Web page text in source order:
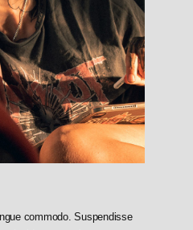
commodo. Suspendisse